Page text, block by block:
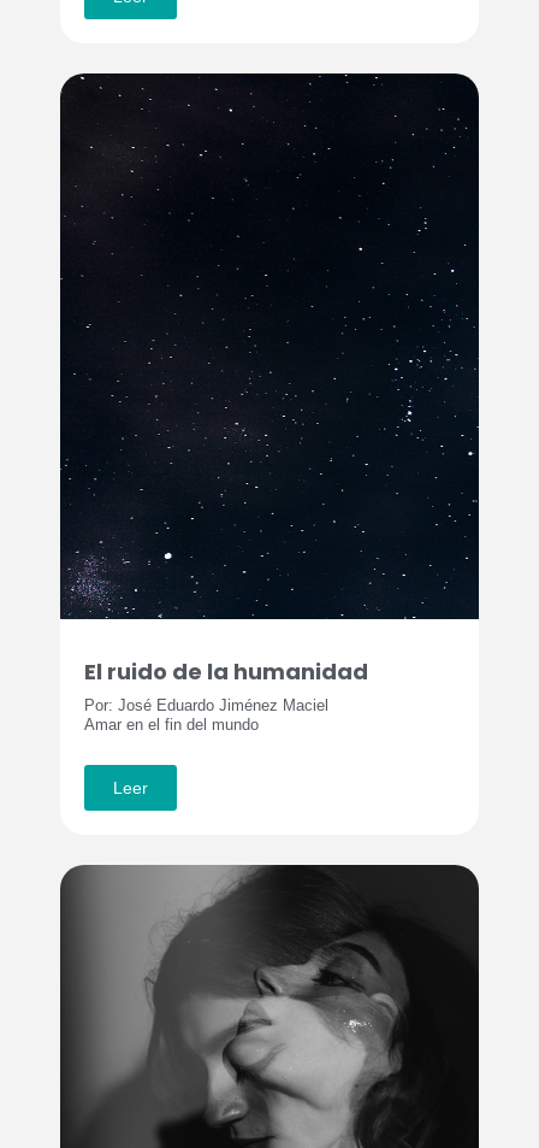
El ruido de la humanidad
Por: José Eduardo Jiménez Maciel
Amar en el fin del mundo
Leer